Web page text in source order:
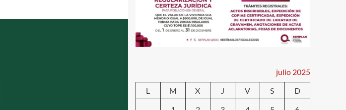
julio 2025
L
M X J V S
D